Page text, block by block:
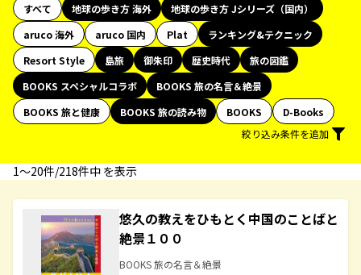
すべて 地球の歩き方 海外
地球の歩き方 Jシリーズ（国内）
aruco 海外
aruco 国内 Plat
ランキング&テクニック
Resort Style
島旅 御朱印 歴史時代
旅の図鑑
BOOKS スペシャルコラボ
BOOKS 旅の名言＆絶景
BOOKS 旅と健康
BOOKS 旅の読み物 BOOKS
D-Books
絞り込み条件を追加
1〜20件/218件中 を表示
悠久の教えをひもとく中国のことばと
絶景１００
BOOKS 旅の名言＆絶景